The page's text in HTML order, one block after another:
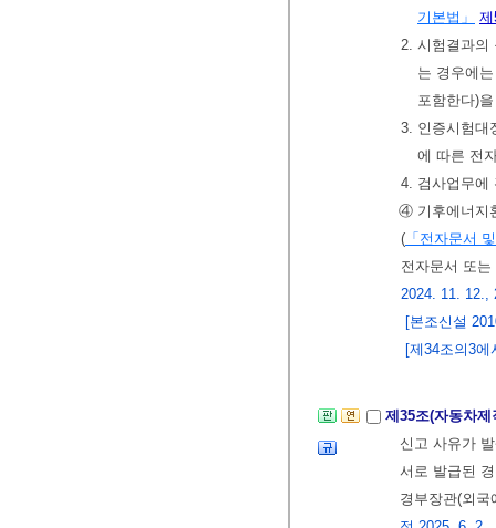
기본법」
2. 시험결과의
는 경우에
포함한다)
3. 인증시험대
에 따른 전
4. 검사업무에
④ 기후에너지
( 「전자문서
전자문서 또
2024. 11. 12.,
[본조신설
[제34조의3
제35조(자동차
신고 사유가
서로 발급된
경부장관(외